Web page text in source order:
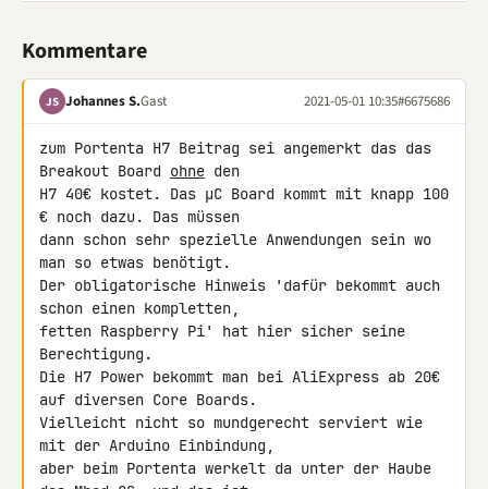
Kommentare
JS Johannes S.Gast 2021-05-01 10:35#6675686
zum Portenta H7 Beitrag sei angemerkt das das
Breakout Board ohne den
H7 40€ kostet. Das µC Board kommt mit knapp 100
€ noch dazu. Das müssen
dann schon sehr spezielle Anwendungen sein wo
man so etwas benötigt.
Der obligatorische Hinweis 'dafür bekommt auch
schon einen kompletten,
fetten Raspberry Pi' hat hier sicher seine
Berechtigung.
Die H7 Power bekommt man bei AliExpress ab 20€
auf diversen Core Boards.
Vielleicht nicht so mundgerecht serviert wie
mit der Arduino Einbindung,
aber beim Portenta werkelt da unter der Haube